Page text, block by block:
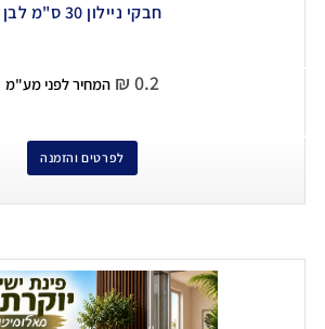
חבקי ניילון 30 ס"מ לבן
₪ 0.2 המחיר לפני מע"מ
לפרטים והזמנה